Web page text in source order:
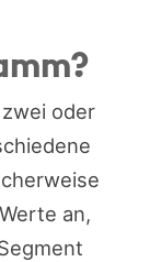
oder
an,